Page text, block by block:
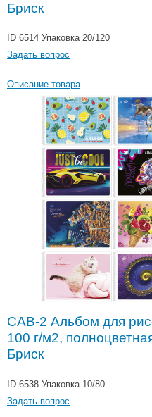
Бриск
ID 6514 Упаковка 20/120
Задать вопрос
Описание товара
САВ-2 Альбом для
100 г/м2,
Бриск
ID 6538 Упаковка 10/80
Задать вопрос